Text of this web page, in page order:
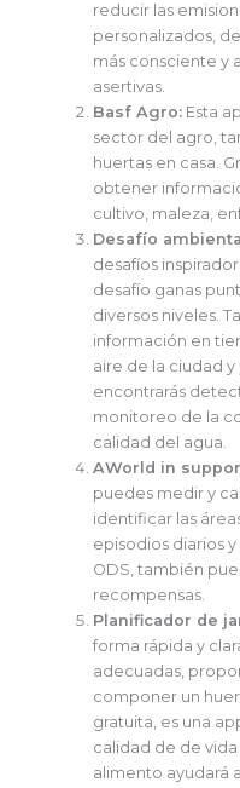
reducir las
personalizados,
más consciente y
asertivas.
Basf Agro: Esta
sector del agro,
huertas en casa.
obtener
cultivo, maleza,
Desafío
desafíos
desafío ganas
diversos niveles.
información en
aire de la ciudad
encontrarás
monitoreo de la
calidad del agua.
AWorld in
puedes medir y
identificar las
episodios diarios
ODS, también
recompensas.
Planificador de
forma rápida y
adecuadas,
componer un
gratuita, es una
calidad de de
alimento ayudará